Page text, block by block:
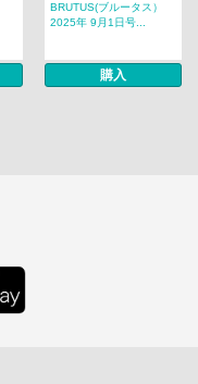
BRUTUS(ブルータス）
2025年 9月1日号...
購入